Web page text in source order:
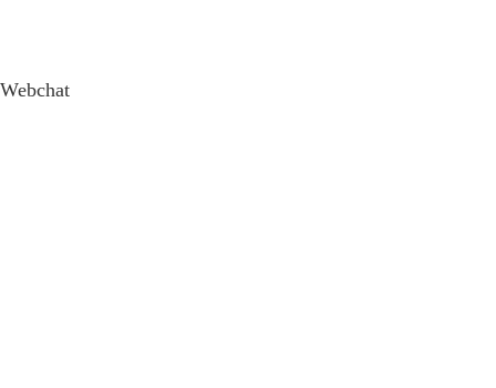
Webchat